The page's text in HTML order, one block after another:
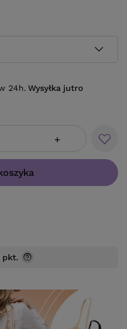
+
24h. Wysyłka jutro
pkt.